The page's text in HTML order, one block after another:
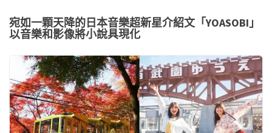
宛如一顆天降的日本音樂超新星介紹文「YOASOBI」
以音樂和影像將小說具現化